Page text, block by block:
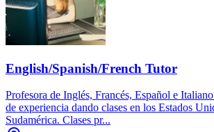
English/Spanish/French Tutor
Profesora de Inglés, Francés, Español e
de experiencia dando clases en los Estados
Sudamérica. Clases pr...